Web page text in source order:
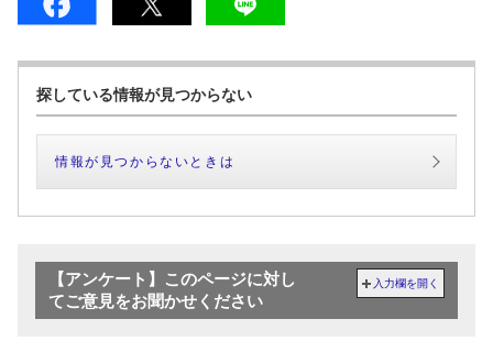
探している情報が見つからない
情報が見つからないときは
【アンケート】このページに対し
てご意見をお聞かせください
入力欄を開く